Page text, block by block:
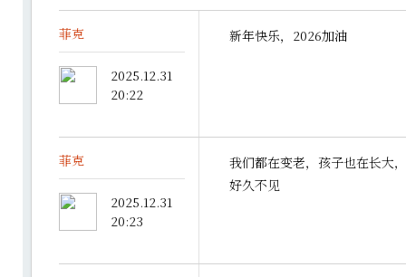
新年快乐，2026加油
菲克
2025.12.31
20:22
我们都在变老，孩子也在长大
好久不见
菲克
2025.12.31
20:23